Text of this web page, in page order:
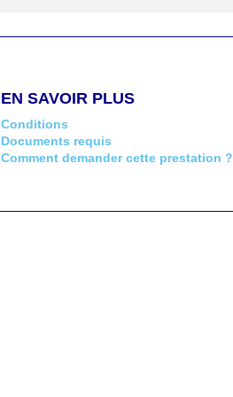
EN SAVOIR PLUS
Conditions
Documents requis
Comment demander cette prestation ?